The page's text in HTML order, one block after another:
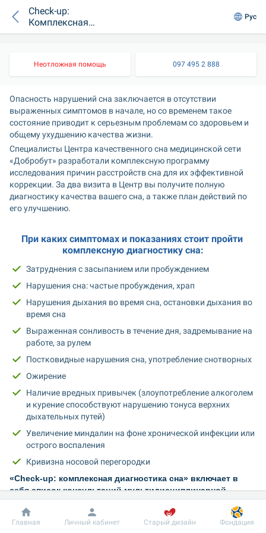
Check-up:
Комплексная
диагностика сна
Рус
Неотложная помощь 097 495 2 888
Опасность нарушений сна заключается в отсутствии
выраженных симптомов в начале, но со временем такое
состояние приводит к серьезным проблемам со здоровьем и
общему ухудшению качества жизни.
Специалисты Центра качественного сна медицинской сети
«Добробут» разработали комплексную программу
исследования причин расстройств сна для их эффективной
коррекции. За два визита в Центр вы получите полную
диагностику качества вашего сна, а также план действий по
его улучшению.
При каких симптомах и показаниях стоит пройти
комплексную диагностику сна:
Затруднения с засыпанием или пробуждением
Нарушения сна: частые пробуждения, храп
Нарушения дыхания во время сна, остановки дыхания во
время сна
Выраженная сонливость в течение дня, задремывание на
работе, за рулем
Постковидные нарушения сна, употребление снотворных
Ожирение
Наличие вредных привычек (злоупотребление алкоголем
и курение способствуют нарушению тонуса верхних
дыхательных путей)
Увеличение миндалин на фоне хронической инфекции или
острого воспаления
Кривизна носовой перегородки
«Check-up: комплексная диагностика сна» включает в
себя список консультаций мультидисциплинарной
команды и обследований, необходимых для выявления
причин нарушения сна.
Добробут Информация Пациенту
Главная Личный кабинет Старый дизайн Фондация